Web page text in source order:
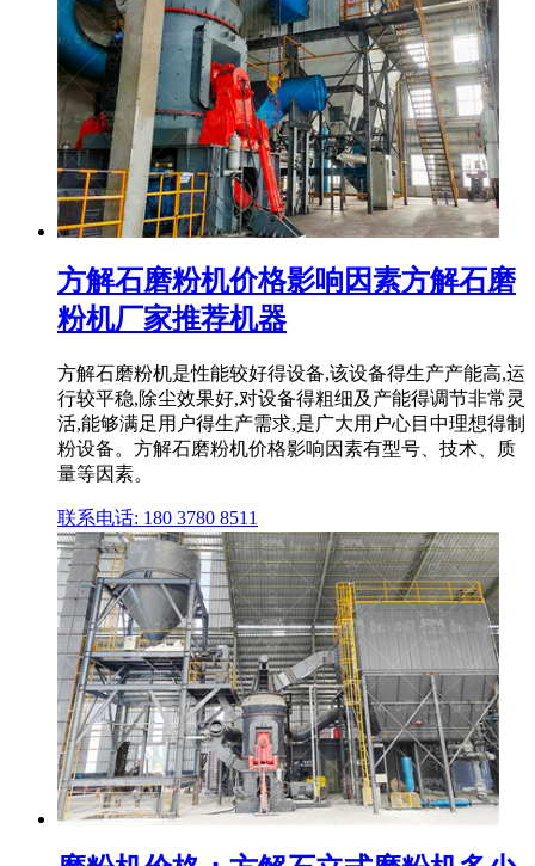
方解石磨粉机价格影响因素方解石磨
粉机厂家推荐机器
方解石磨粉机是性能较好得设备,该设备得生产产能高,运
行较平稳,除尘效果好,对设备得粗细及产能得调节非常灵
活,能够满足用户得生产需求,是广大用户心目中理想得制
粉设备。方解石磨粉机价格影响因素有型号、技术、质
量等因素。
联系电话: 180 3780 8511